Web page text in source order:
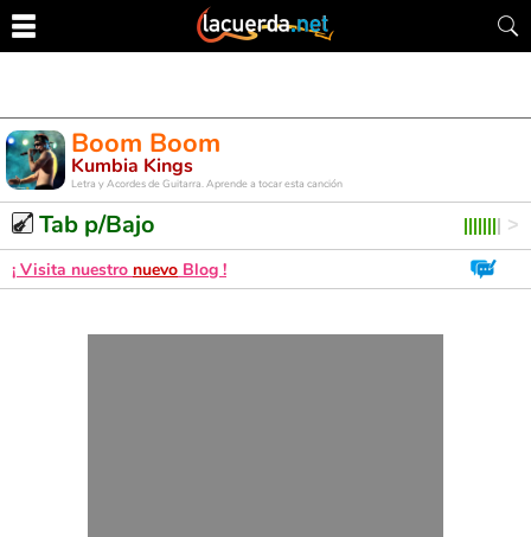
Boom Boom
Kumbia Kings
Letra y Acordes de Guitarra. Aprende a tocar esta canción
Tab p/Bajo
¡ Visita nuestro nuevo Blog !